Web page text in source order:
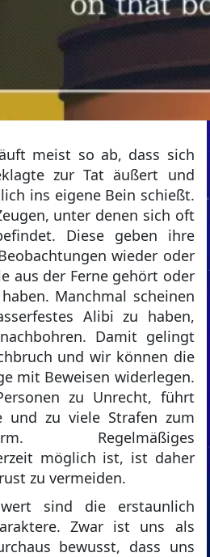
meist so ab, dass sich
zur Tat äußert und
ins eigene Bein schießt.
unter denen sich oft
Diese geben ihre
wieder oder
aus der Ferne gehört oder
Manchmal scheinen
Alibi zu haben,
Damit gelingt
und wir können die
mit Beweisen widerlegen.
zu Unrecht, führt
und zu viele Strafen zum
Regelmäßiges
möglich ist, ist daher
zu vermeiden.
sind die erstaunlich
Zwar ist uns als
bewusst, dass uns